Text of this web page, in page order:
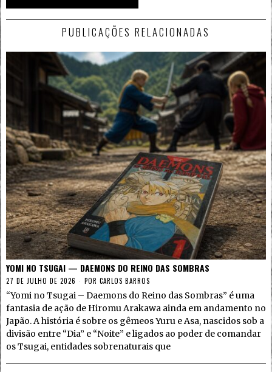
PUBLICAÇÕES RELACIONADAS
YOMI NO TSUGAI — DAEMONS DO REINO DAS SOMBRAS
27 DE JULHO DE 2026 POR CARLOS BARROS
“Yomi no Tsugai – Daemons do Reino das Sombras” é uma
fantasia de ação de Hiromu Arakawa ainda em andamento no
Japão. A história é sobre os gêmeos Yuru e Asa, nascidos sob a
divisão entre “Dia” e “Noite” e ligados ao poder de comandar
os Tsugai, entidades sobrenaturais que